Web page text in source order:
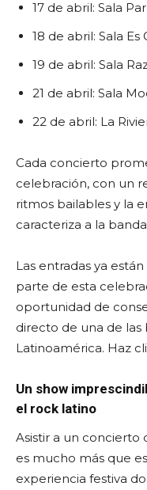
17 de abril: Sala
18 de abril: Sala
19 de abril: Sala
21 de abril: Sala
22 de abril: La
Cada concierto
celebración, con un
ritmos bailables y la
caracteriza a la
Las entradas ya
parte de esta
oportunidad de
directo de una de las
Latinoamérica. Haz
Un show
el rock latino
Asistir a un concierto
es mucho más que
experiencia festiva